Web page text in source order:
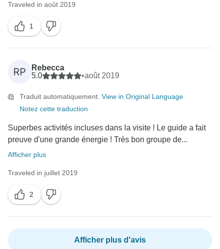
Traveled in août 2019
1
RP
Rebecca
5.0
•août 2019
Traduit automatiquement. View in Original Language
Notez cette traduction
Superbes activités incluses dans la visite ! Le guide a fait
preuve d'une grande énergie ! Très bon groupe de...
Afficher plus
Traveled in juillet 2019
2
Afficher plus d'avis